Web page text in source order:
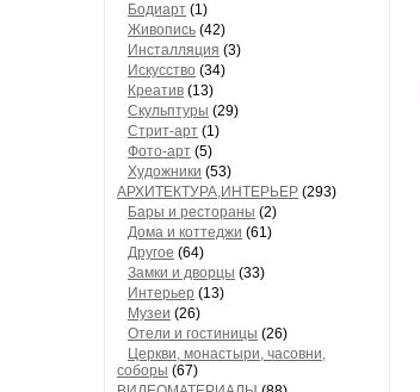
Бодиарт (1)
Живопись (42)
Инсталляция (3)
Искусство (34)
Креатив (13)
Скульптуры (29)
Стрит-арт (1)
Фото-арт (5)
Художники (53)
АРХИТЕКТУРА,ИНТЕРЬЕР (293)
Бары и рестораны (2)
Дома и коттеджи (61)
Другое (64)
Замки и дворцы (33)
Интерьер (13)
Музеи (26)
Отели и гостиницы (26)
Церкви, монастыри, часовни,
соборы (67)